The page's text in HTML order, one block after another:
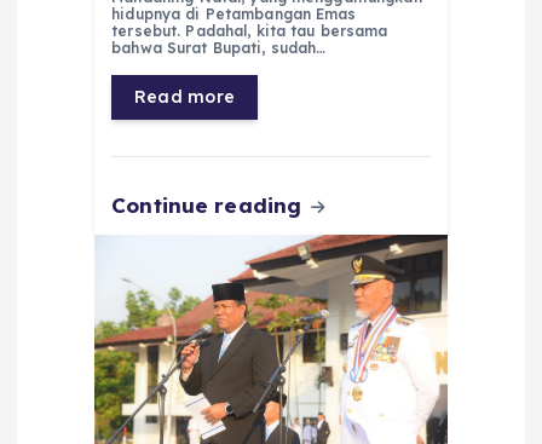
e
b
o
o
k
ts
A
p
p
g
r
a
m
e
n
l
re
hidupnya di Petambangan Emas
tersebut. Padahal, kita tau bersama
bahwa Surat Bupati, sudah…
Read more
Continue reading